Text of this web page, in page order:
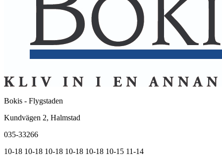
Bokis - Flygstaden
Kundvägen 2, Halmstad
035-33266
10-18 10-18 10-18 10-18 10-18 10-15 11-14